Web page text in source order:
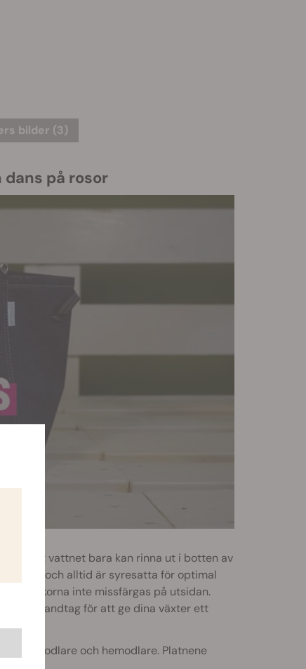
bilder (3)
dans på rosor
gör att vattnet bara kan rinna ut i botten av
lätt och alltid är syresatta för optimal
tygkrukorna inte missfärgas på utsidan.
och handtag för att ge dina växter ett
odlare och hemodlare. Platnene